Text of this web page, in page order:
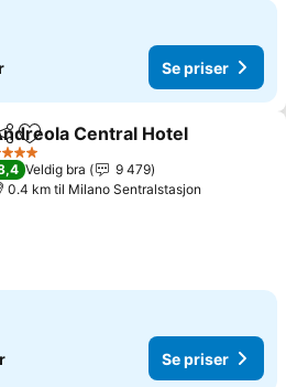
Se priser
Legg til i favoritter
Central Hotel
Veldig bra
9 479
0.4 km til Milano Sentralstasjon
Se priser